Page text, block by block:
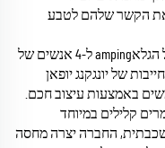
את הקשר שלהם לטבע
אוהל הגלאamping ל-4 אנשים של
של יונגקנג יופאן
באמצעות עיצוב חכם.
קלילים במיוחד
החברה יצרה מחסה